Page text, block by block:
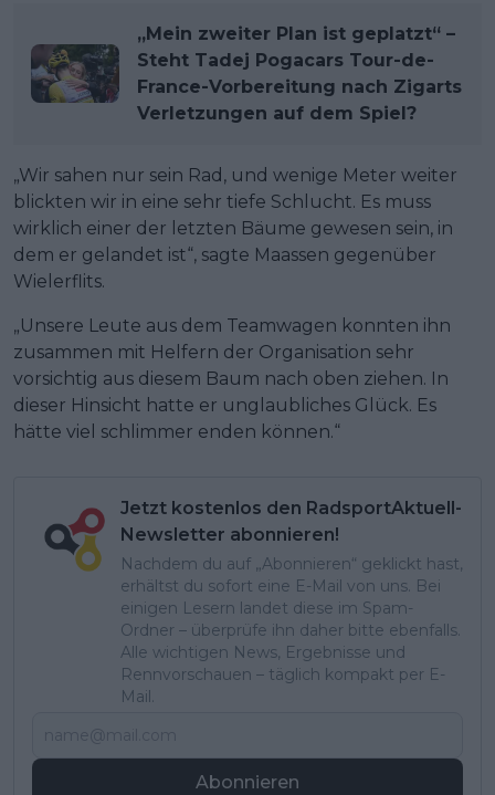
„Mein zweiter Plan ist geplatzt“ –
Steht Tadej Pogacars Tour-de-
France-Vorbereitung nach Zigarts
Verletzungen auf dem Spiel?
„Wir sahen nur sein Rad, und wenige Meter weiter
blickten wir in eine sehr tiefe Schlucht. Es muss
wirklich einer der letzten Bäume gewesen sein, in
dem er gelandet ist“, sagte Maassen gegenüber
Wielerflits.
„Unsere Leute aus dem Teamwagen konnten ihn
zusammen mit Helfern der Organisation sehr
vorsichtig aus diesem Baum nach oben ziehen. In
dieser Hinsicht hatte er unglaubliches Glück. Es
hätte viel schlimmer enden können.“
Jetzt kostenlos den RadsportAktuell-
Newsletter abonnieren!
Nachdem du auf „Abonnieren“ geklickt hast,
erhältst du sofort eine E-Mail von uns. Bei
einigen Lesern landet diese im Spam-
Ordner – überprüfe ihn daher bitte ebenfalls.
Alle wichtigen News, Ergebnisse und
Rennvorschauen – täglich kompakt per E-
Mail.
Abonnieren